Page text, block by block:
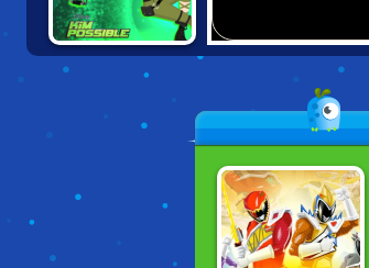
KIM POSSIBLE:
MISSION